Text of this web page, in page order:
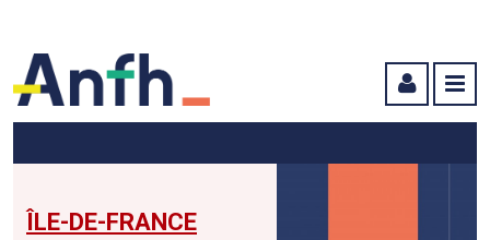
ÎLE-DE-FRANCE